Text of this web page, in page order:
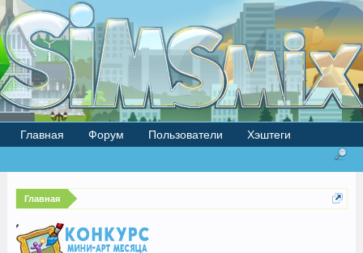
Главная
Главная Форум Пользователи Хэштеги